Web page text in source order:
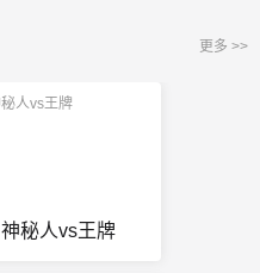
更多 >>
神秘人vs王牌